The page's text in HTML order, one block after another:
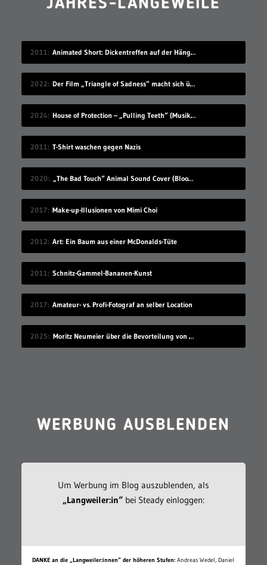
JAHRES-LANGEWEILE
2011 Animated Short: Dickentreffen auf der Hängebrücke
2022 Der Film „Triangle of Sadness“ macht sich über die reiche Elite lustig
2024 House of Protection – „Pulling Teeth“ (Musikvideo)
2011 T-Shirt waschen gegen Nazis
2020 „The Bad Touch“ Animal Sound Cover (Blood Hound Gang)
2017 Make-up-Illusionen von Mimi Choi
2012 Art: Ein Baum aus einer McDonalds-Tüte
2011 Schnitz-Gammel-Bananen-Kunst
2017 Amateur- vs. Profi-Fotograf an selber Location
2025 Moritz Neumeier über die Bevorteilung von Reichen
WERBUNG AUSBLENDEN
Um Werbung im Blog auszublenden, als
„Langweiler:in“bei Steady einloggen:
DANKE an die „Langweiler:innen“ der höheren Stufen: Andreas Wedel, Daniel